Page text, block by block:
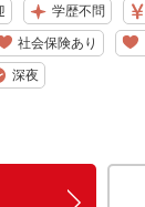
学歴不問
社会保険あり
深夜